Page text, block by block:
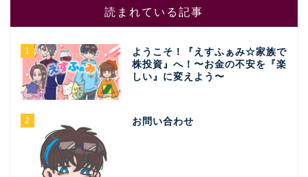
読まれている記事
1
ようこそ！『えすふぁみ☆家族で
株投資』へ！〜お金の不安を『楽
しい』に変えよう〜
2 お問い合わせ